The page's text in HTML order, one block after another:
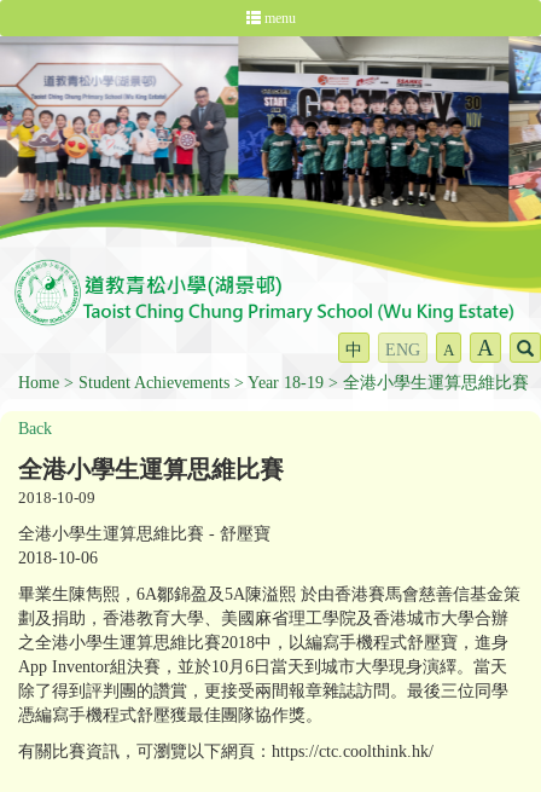
menu
中 ENG A A
Home Student Achievements Year 18-19 全港小學生運算思維比賽
Back
全港小學生運算思維比賽
2018-10-09
全港小學生運算思維比賽 - 舒壓寶
2018-10-06
畢業生陳雋熙，6A鄒錦盈及5A陳溢熙 於由香港賽馬會慈善信基金策
劃及捐助，香港教育大學、美國麻省理工學院及香港城市大學合辦
之全港小學生運算思維比賽2018中，以編寫手機程式舒壓寶，進身
App Inventor組決賽，並於10月6日當天到城市大學現身演繹。當天
除了得到評判團的讚賞，更接受兩間報章雜誌訪問。最後三位同學
憑編寫手機程式舒壓獲最佳團隊協作獎。
有關比賽資訊，可瀏覽以下網頁：https://ctc.coolthink.hk/